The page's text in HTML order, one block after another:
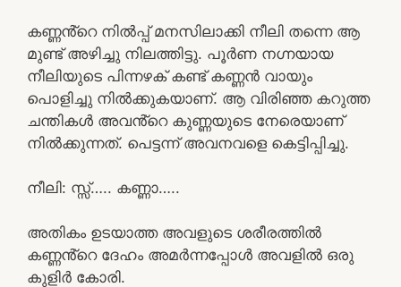
കണ്ണൻ്റെ നിൽപ്പ് മനസിലാക്കി നീലി തന്നെ ആ
മുണ്ട് അഴിച്ചു നിലത്തിട്ടു. പൂർണ നഗ്നയായ
നീലിയുടെ പിന്നഴക് കണ്ട് കണ്ണൻ വായും
പൊളിച്ചു നിൽക്കുകയാണ്. ആ വിരിഞ്ഞ കറുത്ത
ചന്തികൾ അവൻ്റെ കുണ്ണയുടെ നേരെയാണ്
നിൽക്കുന്നത്. പെട്ടന്ന് അവനവളെ കെട്ടിപ്പിച്ചു.
നീലി: സ്സ്‌….. കണ്ണാ…..
അതികം ഉടയാത്ത അവളുടെ ശരീരത്തിൽ
കണ്ണൻ്റെ ദേഹം അമർന്നപ്പോൾ അവളിൽ ഒരു
കുളിർ കോരി.